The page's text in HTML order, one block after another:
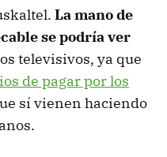
La mano de
se podría ver
televisivos, ya que
de pagar por los
sí vienen haciendo